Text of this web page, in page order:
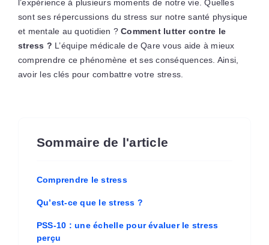
l’expérience à plusieurs moments de notre vie. Quelles
sont ses répercussions du stress sur notre santé physique
et mentale au quotidien ?Comment lutter contre le
stress ? L’équipe médicale de Qare vous aide à mieux
comprendre ce phénomène et ses conséquences. Ainsi,
avoir les clés pour combattre votre stress.
Sommaire de l'article
Comprendre le stress
Qu’est-ce que le stress ?
PSS-10 : une échelle pour évaluer le stress
perçu